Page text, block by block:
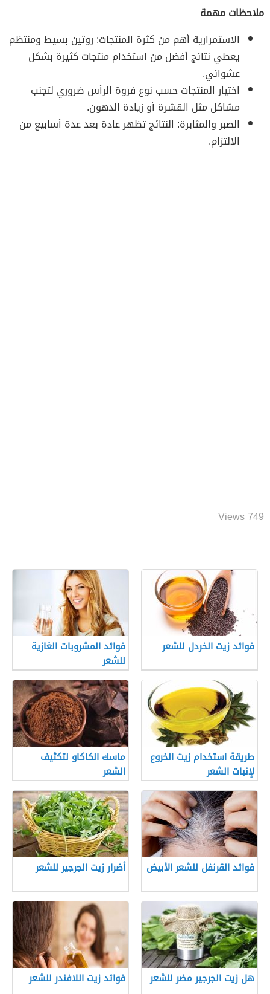
ملاحظات مهمة
الاستمرارية أهم من كثرة المنتجات: روتين بسيط ومنتظم
يعطي نتائج أفضل من استخدام منتجات كثيرة بشكل
عشوائي.
اختيار المنتجات حسب نوع فروة الرأس ضروري لتجنب
مشاكل مثل القشرة أو زيادة الدهون.
الصبر والمثابرة: النتائج تظهر عادة بعد عدة أسابيع من
الالتزام.
749 Views
فوائد زيت الخردل للشعر
فوائد المشروبات الغازية
للشعر
طريقة استخدام زيت الخروع
لإنبات الشعر
ماسك الكاكاو لتكثيف
الشعر
فوائد القرنفل للشعر الأبيض أضرار زيت الجرجير للشعر
هل زيت الجرجير مضر للشعر فوائد زيت اللافندر للشعر